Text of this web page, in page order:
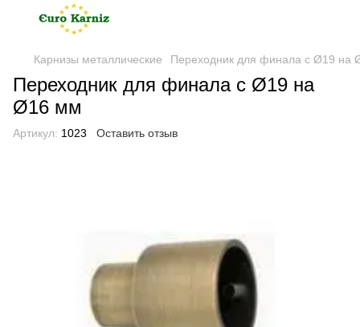
Карнизы металлические Переходник для финала с Ø19 на
Переходник для финала с Ø19 на
Ø16 мм
Артикул: 1023 Оставить отзыв